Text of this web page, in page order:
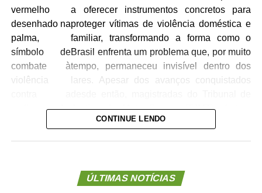
a oferecer instrumentos concretos para
proteger vítimas de violência doméstica e
familiar, transformando a forma como o
Brasil enfrenta um problema que, por muito
tempo, permaneceu invisível dentro dos
lares. Apesar dos avanços conquistados
Justiça de Mato Grosso (TJMT) alertam
que a mudança cultural ainda é o maior
CONTINUE LENDO
ÚLTIMAS NOTÍCIAS